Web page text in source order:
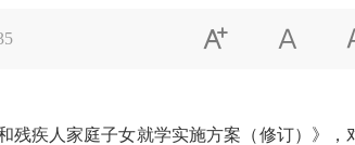
 
疾人家庭子女就学实施方案（修订）》，